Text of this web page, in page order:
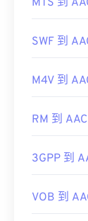
外掛程式。
初始發布：
https://
此外，由
如Nintendo
開發機構：
首次發布：
https://
MTS 到
SWF 到
M4V 到
RM 到 AAC
3GPP 到
VOB 到